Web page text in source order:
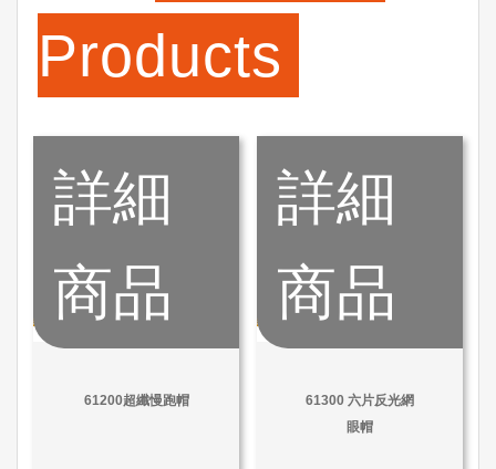
Products
詳細
商品
61200超纖慢跑帽
詳細
商品
61300 六片反光網
眼帽